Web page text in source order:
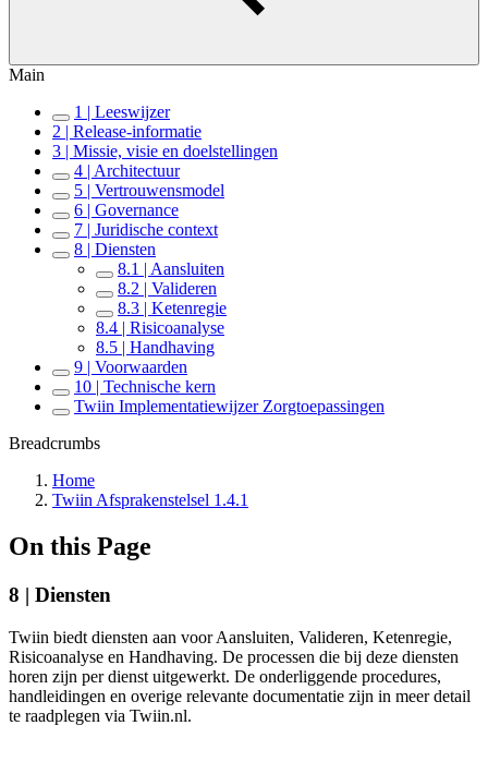
Main
1 | Leeswijzer
2 | Release-informatie
3 | Missie, visie en doelstellingen
4 | Architectuur
5 | Vertrouwensmodel
6 | Governance
7 | Juridische context
8 | Diensten
8.1 | Aansluiten
8.2 | Valideren
8.3 | Ketenregie
8.4 | Risicoanalyse
8.5 | Handhaving
9 | Voorwaarden
10 | Technische kern
Twiin Implementatiewijzer Zorgtoepassingen
Breadcrumbs
Home
Twiin Afsprakenstelsel 1.4.1
On this Page
8 | Diensten
Twiin biedt diensten aan voor Aansluiten, Valideren, Ketenregie,
Risicoanalyse en Handhaving. De processen die bij deze diensten
horen zijn per dienst uitgewerkt. De onderliggende procedures,
handleidingen en overige relevante documentatie zijn in meer detail
te raadplegen via Twiin.nl.